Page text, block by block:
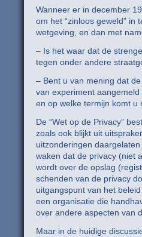
Wanneer er in december
om het “zinloos geweld”
wetgeving, en dan met
– Is het waar dat de
tegen onder andere
– Bent u van mening dat
van experiment
en op welke termijn komt u
De “Wet op de Privacy”
zoals ook blijkt uit
uitzonderingen
waken dat de privacy (niet
wordt over de opslag
schenden van de privacy
uitgangspunt van het
een organisatie die
over andere aspecten van
Maar in de huidige